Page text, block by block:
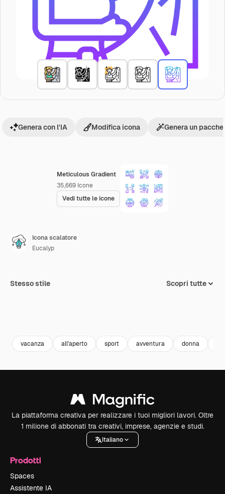
Meticulous Gradient
35,669 Icone
Vedi tutte le icone
Genera con l'IA Modifica icona Genera un
Icona scalatore
Eucalyp
Stesso stile Scopri tutte
vacanza all'aperto sport avventura donna
La piattaforma creativa per realizzare i tuoi migliori lavori. Oltre
1 milione di abbonati tra creativi, imprese, agenzie e studi.
Italiano
Prodotti
Spaces
Assistente IA